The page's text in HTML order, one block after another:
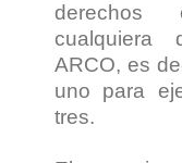
derechos
cualquiera
ARCO, es
uno para
tres.